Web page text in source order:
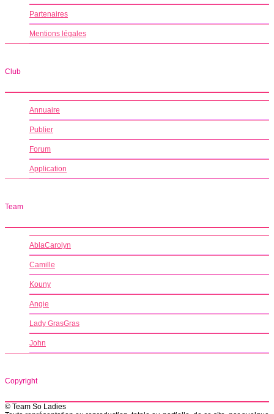
Partenaires
Mentions légales
Club
Annuaire
Publier
Forum
Application
Team
AblaCarolyn
Camille
Kouny
Angie
Lady GrasGras
John
Copyright
© Team So Ladies